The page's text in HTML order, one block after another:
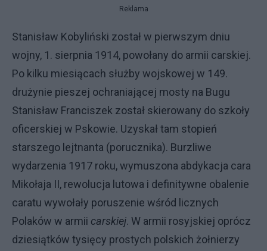
Reklama
Stanisław Kobyliński został w pierwszym dniu
wojny, 1. sierpnia 1914, powołany do armii carskiej.
Po kilku miesiącach służby wojskowej w 149.
drużynie pieszej ochraniającej mosty na Bugu
Stanisław Franciszek został skierowany do szkoły
oficerskiej w Pskowie. Uzyskał tam stopień
starszego lejtnanta (porucznika). Burzliwe
wydarzenia 1917 roku, wymuszona abdykacja cara
Mikołaja II, rewolucja lutowa i definitywne obalenie
caratu wywołały poruszenie wśród licznych
Polaków w armii carskiej. W armii rosyjskiej oprócz
dziesiątków tysięcy prostych polskich żołnierzy